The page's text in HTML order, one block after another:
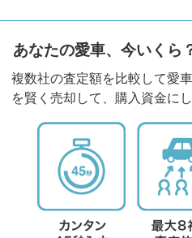
あなたの愛車、今いくら
複数社の査定額を比較して愛
を賢く売却して、購入資金に